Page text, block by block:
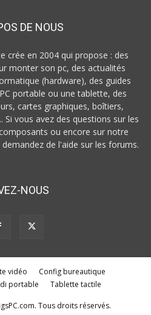
DE NOUS
crée en 2004 qui propose : des
monter son pc, des actualités
(hardware), des guides
portable ou une tablette, des
cartes graphiques, boîtiers,
Si vous avez des questions sur les
ou encore sur notre
de l'aide sur les forums.
NOUS
vidéo
Config bureautique
portable Tablette tactile
Tous droits réservés.